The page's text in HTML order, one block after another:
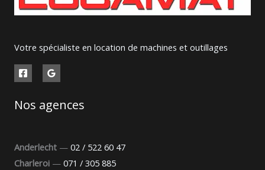
Votre spécialiste en location de machines et outillages
Nos agences
Anderlecht — 02 / 522 60 47
Charleroi — 071 / 305 885